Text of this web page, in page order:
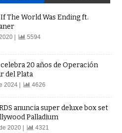
If The World Was Ending ft.
| 5594
20 años de Operación
del Plata
2024 | 4626
anuncia super deluxe box set
Palladium
2020 | 4321